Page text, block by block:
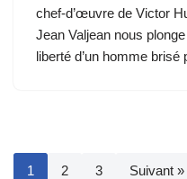
chef-d’œuvre de Victor
Jean Valjean nous
liberté d’un homme
1 2 3 Suivant »